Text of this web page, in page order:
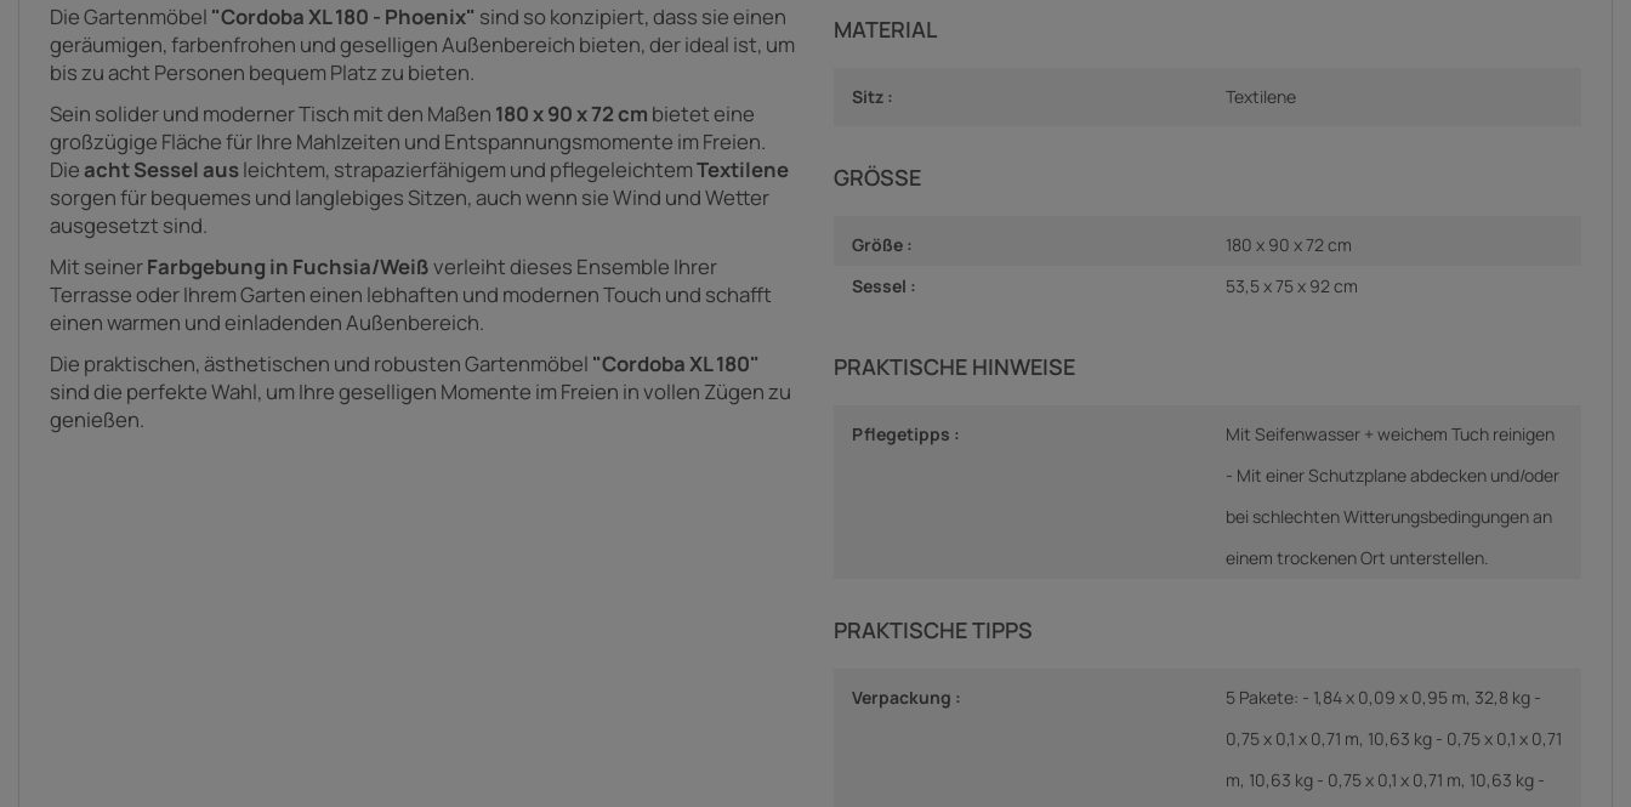
Die Gartenmöbel "Cordoba XL 180 - Phoenix" sind so konzipiert, dass sie einen
geräumigen, farbenfrohen und geselligen Außenbereich bieten, der ideal ist, um
bis zu acht Personen bequem Platz zu bieten.
Sein solider und moderner Tisch mit den Maßen 180 x 90 x 72 cm bietet eine
großzügige Fläche für Ihre Mahlzeiten und Entspannungsmomente im Freien.
Dieacht Sessel ausleichtem, strapazierfähigem und pflegeleichtemTextilene
sorgen für bequemes und langlebiges Sitzen, auch wenn sie Wind und Wetter
ausgesetzt sind.
Mit seinerFarbgebung in Fuchsia/Weißverleiht dieses Ensemble Ihrer
Terrasse oder Ihrem Garten einen lebhaften und modernen Touch und schafft
einen warmen und einladenden Außenbereich.
Die praktischen, ästhetischen und robusten Gartenmöbel "Cordoba XL 180"
sind die perfekte Wahl, um Ihre geselligen Momente im Freien in vollen Zügen zu
genießen.
MATERIAL
Sitz : Textilene
GRÖSSE
Größe :
180 x 90 x 72 cm
Sessel :
53,5 x 75 x 92 cm
PRAKTISCHE HINWEISE
Pflegetipps :
Mit Seifenwasser + weichem Tuch reinigen
- Mit einer Schutzplane abdecken und/oder
bei schlechten Witterungsbedingungen an
einem trockenen Ort unterstellen.
PRAKTISCHE TIPPS
Verpackung :
5 Pakete: - 1,84 x 0,09 x 0,95 m, 32,8 kg -
0,75 x 0,1 x 0,71 m, 10,63 kg - 0,75 x 0,1 x 0,71
m, 10,63 kg - 0,75 x 0,1 x 0,71 m, 10,63 kg -